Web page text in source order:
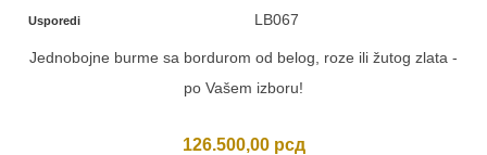
Usporedi LB067
Jednobojne burme sa bordurom od belog, roze ili žutog zlata -
po Vašem izboru!
126.500,00 рсд